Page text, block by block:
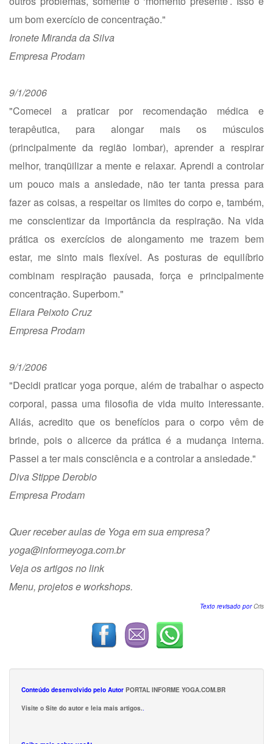
um bom exercício de concentração."
Ironete Miranda da Silva
Empresa Prodam
9/1/2006
"Comecei a praticar por recomendação médica e
terapêutica, para alongar mais os músculos
(principalmente da região lombar), aprender a respirar
melhor, tranqüilizar a mente e relaxar. Aprendi a controlar
um pouco mais a ansiedade, não ter tanta pressa para
fazer as coisas, a respeitar os limites do corpo e, também,
me conscientizar da importância da respiração. Na vida
prática os exercícios de alongamento me trazem bem
estar, me sinto mais flexível. As posturas de equilíbrio
combinam respiração pausada, força e principalmente
concentração. Superbom."
Eliara Peixoto Cruz
Empresa Prodam
9/1/2006
"Decidi praticar yoga porque, além de trabalhar o aspecto
corporal, passa uma filosofia de vida muito interessante.
Aliás, acredito que os benefícios para o corpo vêm de
brinde, pois o alicerce da prática é a mudança interna.
Passei a ter mais consciência e a controlar a ansiedade."
Diva Stippe Derobio
Empresa Prodam
Quer receber aulas de Yoga em sua empresa?
yoga@informeyoga.com.br
Veja os artigos nolink
Menu, projetos e workshops.
Texto revisado porCris
Conteúdo desenvolvido pelo Autor PORTAL INFORME YOGA.COM.BR
Visite o Site do autor e leia mais artigos..